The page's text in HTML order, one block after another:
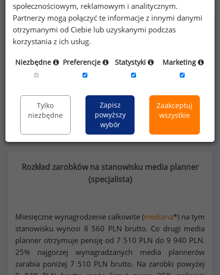
Poszukujesz szczegółowych danych o
wynagrodzeniachmedia plannerów
Wykorzystaj kod
Rozkład zarobków na stanowisku media planner
(specjalista)
Miesięczne wynagrodzenie całkowite (mediana*) na tym
stanowisku wynosi 8 560 PLN brutto. Co drugi media
planner otrzymuje pensję od 7 510 PLN do 9 940 PLN.
25% najgorzej wynagradzanych media plannerów
zarabia poniżej 7 510 PLN brutto. Na zarobki powyżej
społecznościowym, reklamowym i analitycznym.
Partnerzy mogą połączyć te informacje z innymi danymi
otrzymanymi od Ciebie lub uzyskanymi podczas
korzystania z ich usług.
Niezbędne Preferencje Statystyki Marketing
Tylko
niezbędne
Zapisz
powyższy
wybór
Zaakceptuj
wszystkie